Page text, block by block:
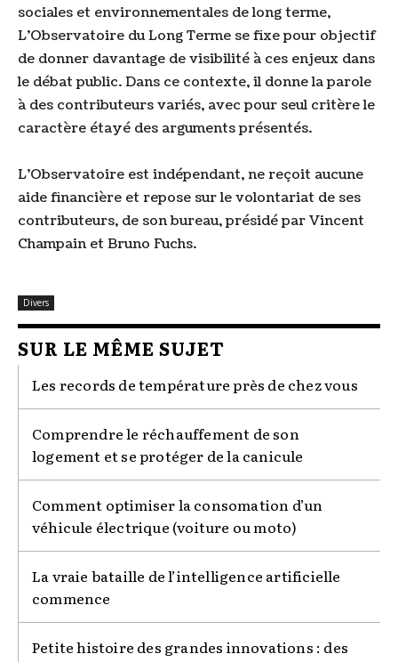
sociales et environnementales de long terme,
L'Observatoire du Long Terme se fixe pour objectif
de donner davantage de visibilité à ces enjeux dans
le débat public. Dans ce contexte, il donne la parole
à des contributeurs variés, avec pour seul critère le
caractère étayé des arguments présentés.
L'Observatoire est indépendant, ne reçoit aucune
aide financière et repose sur le volontariat de ses
contributeurs, de son bureau, présidé par Vincent
Champain et Bruno Fuchs.
Divers
SUR LE MÊME SUJET
Les records de température près de chez vous
Comprendre le réchauffement de son
logement et se protéger de la canicule
Comment optimiser la consomation d’un
véhicule électrique (voiture ou moto)
La vraie bataille de l’intelligence artificielle
commence
Petite histoire des grandes innovations : des